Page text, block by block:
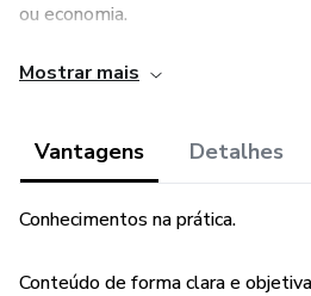
ou economia.
Aqui você vai encontrar
negócio e evitar os erros que
Mostrar mais
Vantagens Detalhes
Conhecimentos na prática.
Conteúdo de forma clara e